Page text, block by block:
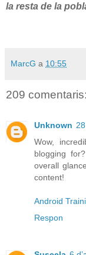
la resta de la
MarcG a 10:55
209 comentaris:
Unknown
Wow,
blogging
overall
content!
Android
Respon